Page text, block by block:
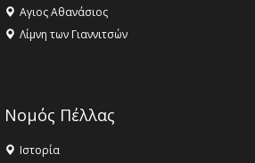
Αγιος Αθανάσιος
Λίμνη των Γιαννιτσών
Νομός Πέλλας
Ιστορία